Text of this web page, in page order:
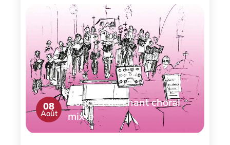
08
Août
Concert de chant choral
mixte